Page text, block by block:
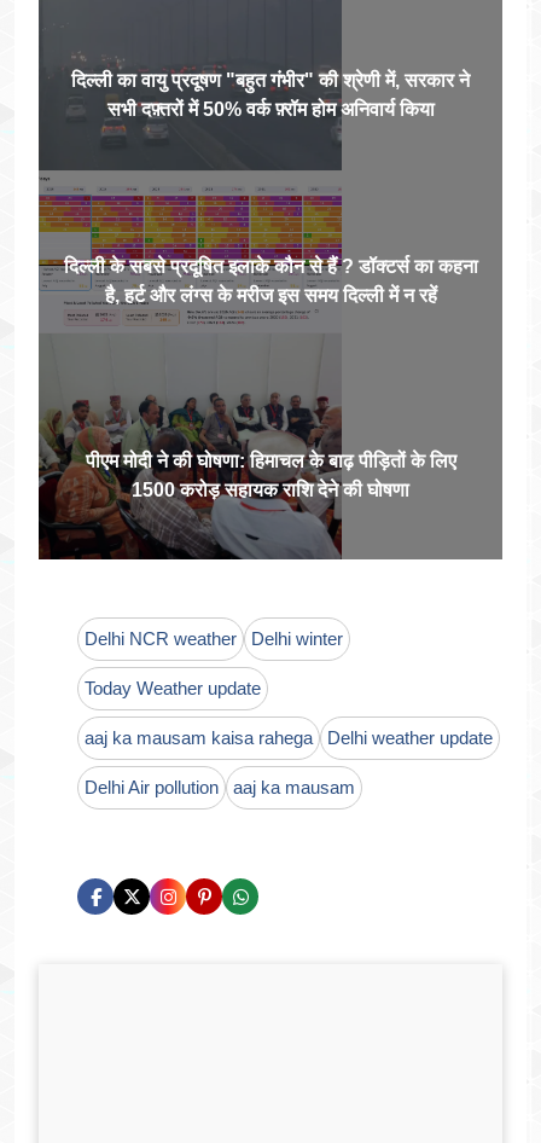
दिल्ली का वायु प्रदूषण "बहुत गंभीर" की श्रेणी में, सरकार ने
सभी दफ़्तरों में 50% वर्क फ़्रॉम होम अनिवार्य किया
दिल्ली के सबसे प्रदूषित इलाके कौन से हैं ? डॉक्टर्स का कहना
है, हर्ट और लंग्स के मरीज इस समय दिल्ली में न रहें
पीएम मोदी ने की घोषणा: हिमाचल के बाढ़ पीड़ितों के लिए
1500 करोड़ सहायक राशि देने की घोषणा
Delhi NCR weather Delhi winter
Today Weather update
aaj ka mausam kaisa rahega Delhi weather update
Delhi Air pollution aaj ka mausam